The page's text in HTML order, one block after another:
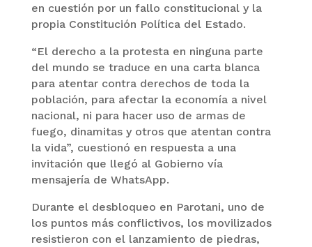
en cuestión por un fallo constitucional y la
propia Constitución Política del Estado.
“El derecho a la protesta en ninguna parte
del mundo se traduce en una carta blanca
para atentar contra derechos de toda la
población, para afectar la economía a nivel
nacional, ni para hacer uso de armas de
fuego, dinamitas y otros que atentan contra
la vida”, cuestionó en respuesta a una
invitación que llegó al Gobierno vía
mensajería de WhatsApp.
Durante el desbloqueo en Parotani, uno de
los puntos más conflictivos, los movilizados
resistieron con el lanzamiento de piedras,